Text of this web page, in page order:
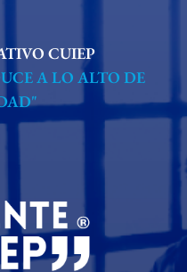
CUIEP
A LO ALTO DE